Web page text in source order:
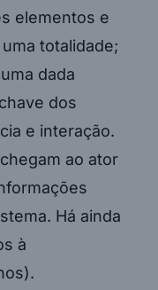
elementos e
totalidade;
dada
dos
e interação.
ao ator
Há ainda
à